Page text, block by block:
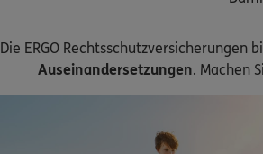
Die ERGO Rechtsschutzversicherungen
Auseinandersetzungen. Machen